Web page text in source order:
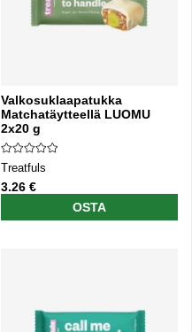
Valkosuklaapatukka
Matchatäytteellä LUOMU
2x20 g
Treatfuls
3.26 €
OSTA